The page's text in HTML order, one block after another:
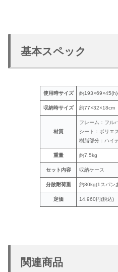
基本スペック
使用時サイズ 約
収納時サイズ 約77×32×18cm
材質
フレーム：フル
シート：ポリエ
樹脂部分：ハイ
重量 約7.5kg
セット内容 収納ケース
分散耐荷重 約80kg(1スパン
定価 14,960円(税込)
関連商品